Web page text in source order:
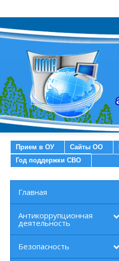
Прием в ОУ Сайты ОО
Год поддержки СВО
Главная
Антикоррупционная
деятельность
Безопасность